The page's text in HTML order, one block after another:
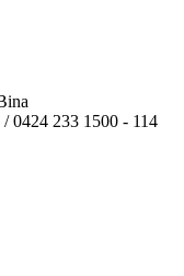
0424 233 1500 - 114